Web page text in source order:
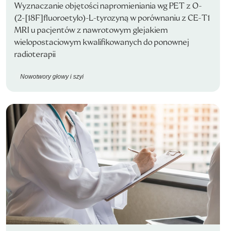
Wyznaczanie objętości napromieniania wg PET z O-
(2-[18F]fluoroetylo)-L-tyrozyną w porównaniu z CE-T1
MRI u pacjentów z nawrotowym glejakiem
wielopostaciowym kwalifikowanych do ponownej
radioterapii
Nowotwory głowy i szyi